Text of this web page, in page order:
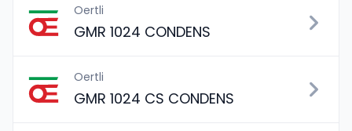
Oertli
GMR 1024 CONDENS
Oertli
GMR 1024 CS CONDENS